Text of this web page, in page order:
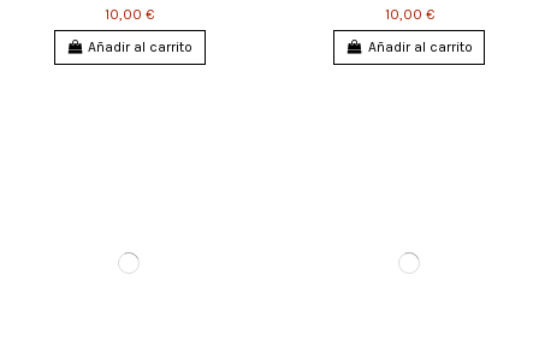
10,00 €
Añadir al carrito
10,00 €
Añadir al carrito